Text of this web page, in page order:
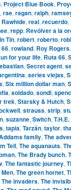
, Project Blue Book,
,rae,ragan,ralph,
Rawhide,real,recuerdo,
,repp, Revólver a la
Tin,robert,roberto,
66,rowland, Roy Rogers,
for your life, Ruta 66,
,Secret agent,
,series viejas,
,Six million dollar man,
,soldado,sondi,
trek,Starsky & Hutch,
,strauss,strip,
,suzanne,Switch,
,tapia,Tarzán,taylor,
family,The
Tell,The aquanauts,
,The Brady bunch,
,The fantastic journey,
,The green hornet,
The invaders,The